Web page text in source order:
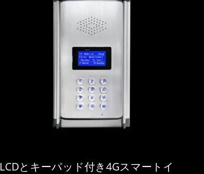
LCDとキーパッド付き4Gスマートイ